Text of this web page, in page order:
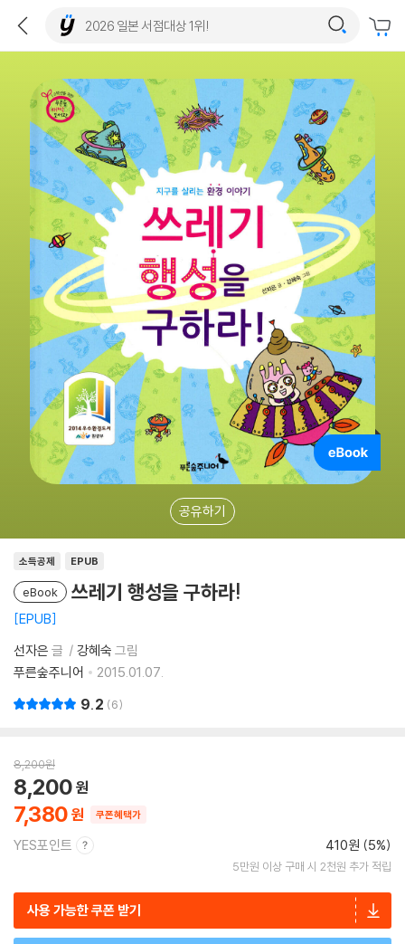
공유하기
소득공제 EPUB
eBook 쓰레기 행성을 구하라!
EPUB
선자은 글 강혜숙 그림
푸른숲주니어
2015.01.07.
9.2 6
8,200원
7,380
8,200
쿠폰혜택가
YES포인트 410원 (5%)
5만원 이상 구매 시 2천원 추가 적립
사용 가능한 쿠폰 받기